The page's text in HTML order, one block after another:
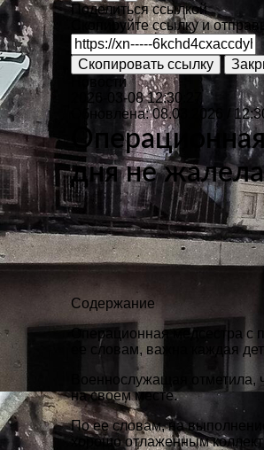
Поделиться ссылкой
Скопируйте ссылку и
Скопировать ссылку
Новости
2026-03-08 12:30:27
Обновлена: 08.03.2026 /
дня не
Содержание
Операционная медсестра с
ее словам, важна каждая
Военнослужащая
на своем месте.
По ее словам, на
хорошо отлаженным